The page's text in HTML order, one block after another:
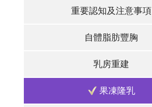
重要認知及注意事項
自體脂肪豐胸
乳房重建
果凍隆乳